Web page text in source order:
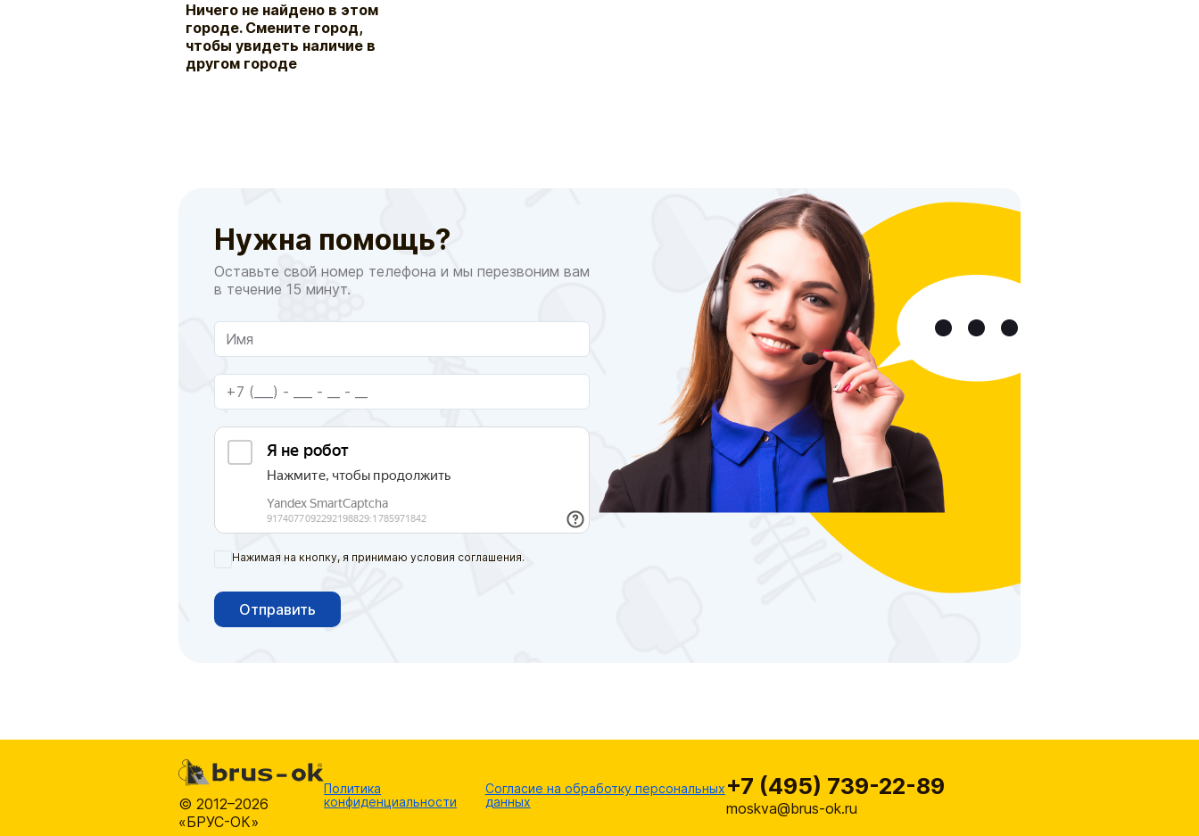
Ничего не найдено в этом
городе. Смените город,
чтобы увидеть наличие в
другом городе
Нужна помощь?
Оставьте свой номер телефона и мы перезвоним вам
в течение 15 минут.
Нажимая на кнопку, я принимаю условия соглашения.
Отправить
© 2012–2026
«БРУС-ОК»
Политика
конфиденциальности
Согласие на обработку персональных
данных
+7 (495) 739-22-89
moskva@brus-ok.ru